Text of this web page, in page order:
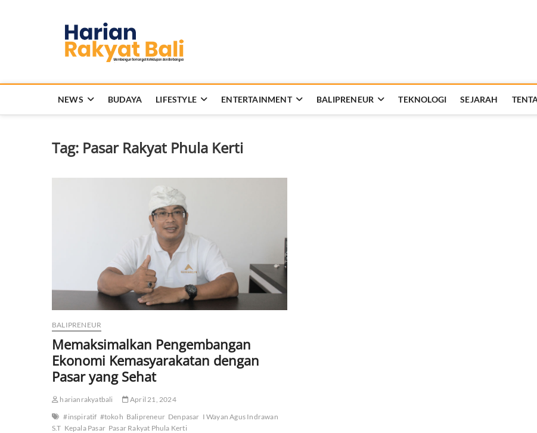
NEWS BUDAYA LIFESTYLE ENTERTAINMENT BALIPRENEUR TEKNOLOGI SEJARAH
Tag: Pasar Rakyat Phula Kerti
BALIPRENEUR
Memaksimalkan Pengembangan
Ekonomi Kemasyarakatan dengan
Pasar yang Sehat
harianrakyatbali
April 21, 2024
#inspiratif #tokoh Balipreneur Denpasar I Wayan Agus Indrawan
S.T Kepala Pasar Pasar Rakyat Phula Kerti